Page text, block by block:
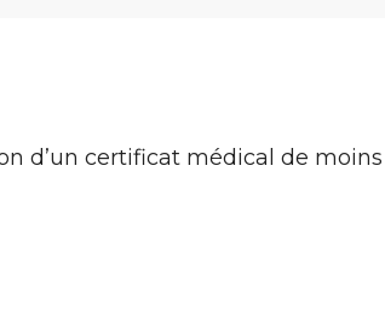
d’un certificat médical de moins